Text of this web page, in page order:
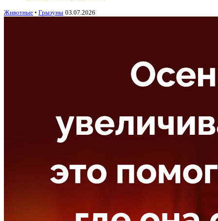
Животные • Грызуны 03.07.2026